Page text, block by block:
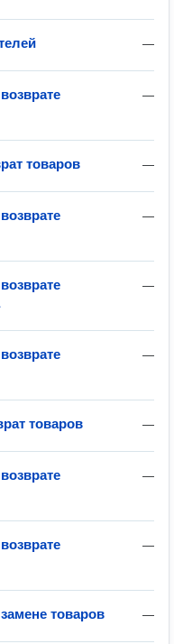
—
—
—
товаров
—
—
—
—
товаров
—
—
—
товаров